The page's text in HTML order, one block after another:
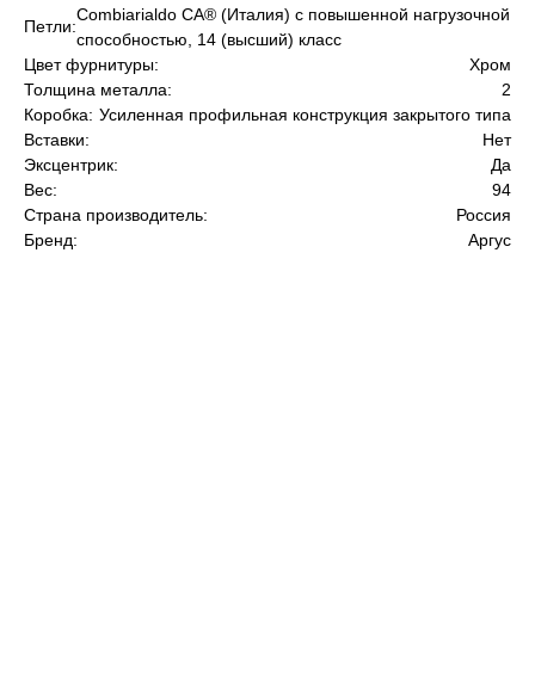
Петли:
Сombiarialdo СА® (Италия) с повышенной нагрузочной
способностью, 14 (высший) класс
Цвет фурнитуры:
Хром
Толщина металла:
2
Коробка: Усиленная профильная конструкция закрытого типа
Вставки:
Нет
Эксцентрик:
Да
Вес:
94
Страна производитель:
Россия
Бренд:
Аргус